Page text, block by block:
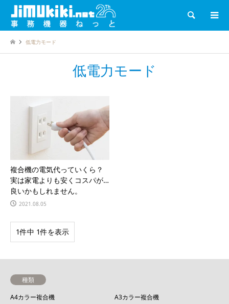
検索
低電力モード
低電力モード
複合機の電気代っていくら？
実は家電よりも安くコスパが
良いかもしれません。
2021.08.05
1件中 1件を表示
種類
A4カラー複合機
A3カラー複合機